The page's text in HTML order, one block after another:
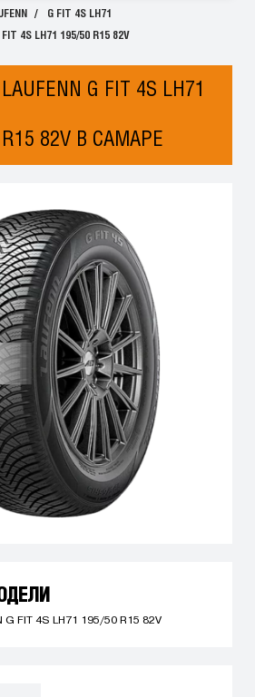
G FIT 4S LH71
4S LH71 195/50 R15 82V
G FIT 4S LH71
R15 82V В САМАРЕ
FIT 4S LH71 195/50 R15 82V